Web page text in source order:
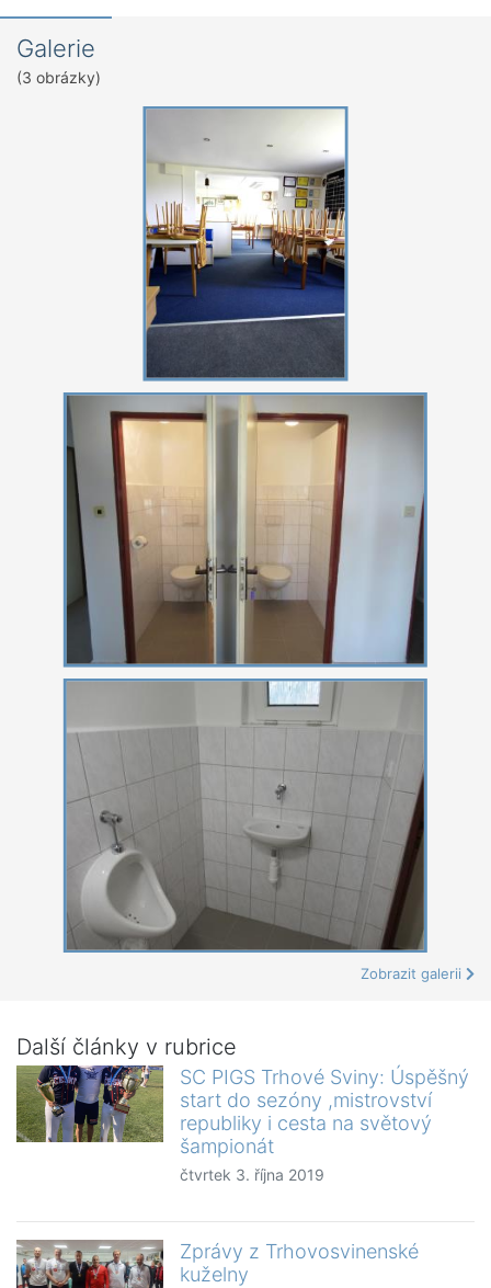
Galerie
(3 obrázky)
Zobrazit galerii
Další články v rubrice
SC PIGS Trhové Sviny: Úspěšný
start do sezóny ,mistrovství
republiky i cesta na světový
šampionát
čtvrtek 3. října 2019
Zprávy z Trhovosvinenské
kuželny